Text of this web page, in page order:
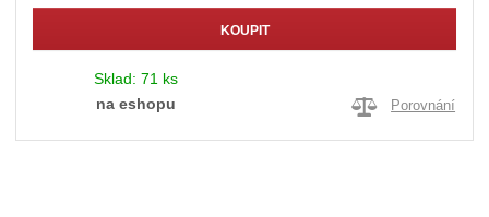
KOUPIT
Sklad: 71 ks
na eshopu
Porovnání